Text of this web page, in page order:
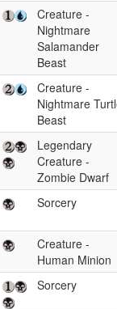
Creature -
Nightmare
Salamander
Beast
Creature -
Nightmare
Beast
Legendary
Creature -
Zombie Dwarf
Sorcery
Creature -
Human Minion
Sorcery